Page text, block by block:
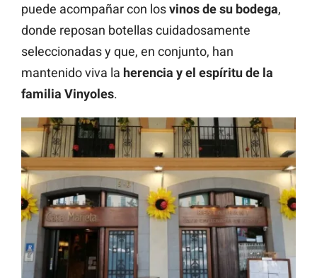
puede acompañar con losvinos de su bodega,
donde reposan botellas cuidadosamente
seleccionadas y que, en conjunto, han
mantenido viva la herencia y el espíritu de la
familia Vinyoles.